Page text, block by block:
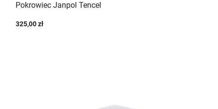
Pokrowiec Janpol Tencel
325,00 zł